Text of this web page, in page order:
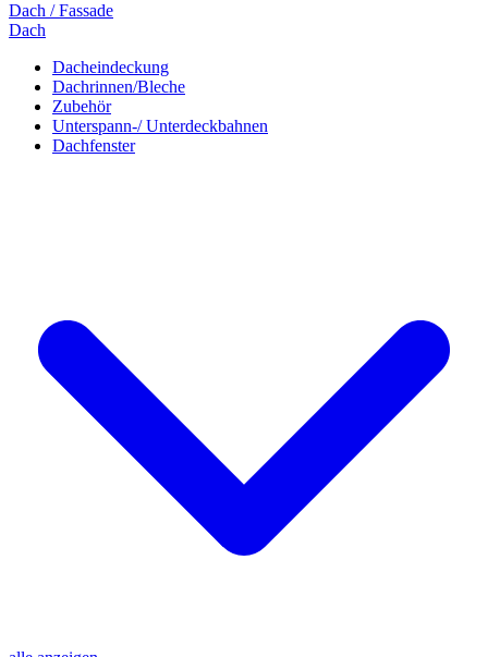
Dach / Fassade
Dach
Dacheindeckung
Dachrinnen/Bleche
Zubehör
Unterspann-/ Unterdeckbahnen
Dachfenster